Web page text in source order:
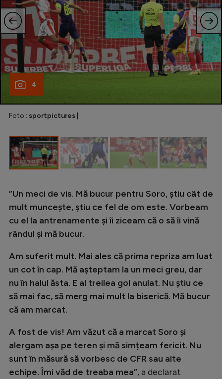
Alte sporturi
JO 2024
JO 2026
Intră în cont
4
Foto : sportpictures
”Un meci de vis. Mă bucur pentru Soro, știu cât de
mult muncește, știu ce fel de om este. Vorbeam
cu el la antrenamente și îi ziceam că o să îi vină
rândul și mă bucur.
Am suferit mult. Mai ales că prima repriza am luat
un cot în cap. Mă așteptam la un meci greu, dar
nu în halul ăsta. E al treilea gol anulat. Nu știu ce
să mai fac, să merg mai mult la biserică. Mă bucur
că am marcat.
A fost de vis! Am văzut că a marcat Soro și
alergam așa pe teren și mă simțeam fericit. Nu
sunt în măsură să vorbesc de CFR sau alte
echipe. Îmi văd de treaba mea”, a declarat